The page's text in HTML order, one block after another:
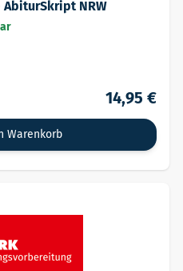
NRW
14,95 €
Warenkorb